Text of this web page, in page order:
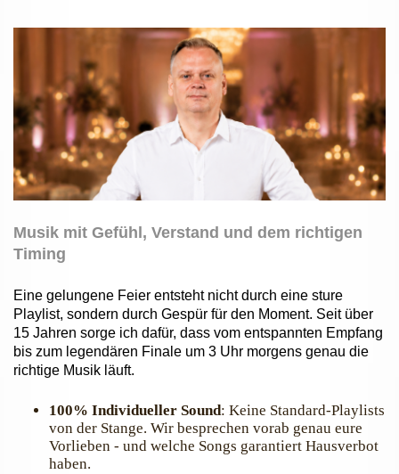
Musik mit Gefühl, Verstand und dem richtigen
Timing
Eine gelungene Feier entsteht nicht durch eine sture
Playlist, sondern durch Gespür für den Moment. Seit über
15 Jahren sorge ich dafür, dass vom entspannten Empfang
bis zum legendären Finale um 3 Uhr morgens genau die
richtige Musik läuft.
100% Individueller Sound: Keine Standard-Playlists
von der Stange. Wir besprechen vorab genau eure
Vorlieben - und welche Songs garantiert Hausverbot
haben.